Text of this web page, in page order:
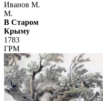
Иванов М.
М.
В Старом
Крыму
1783
ГРМ